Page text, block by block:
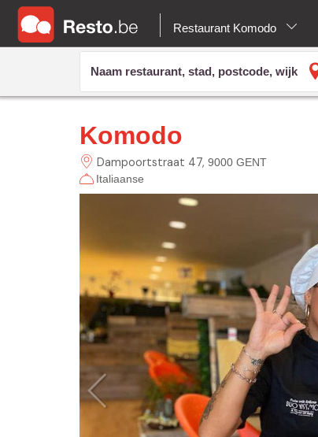
Restaurant Komodo
Komodo
Dampoortstraat 47 9000 GENT
Italiaanse